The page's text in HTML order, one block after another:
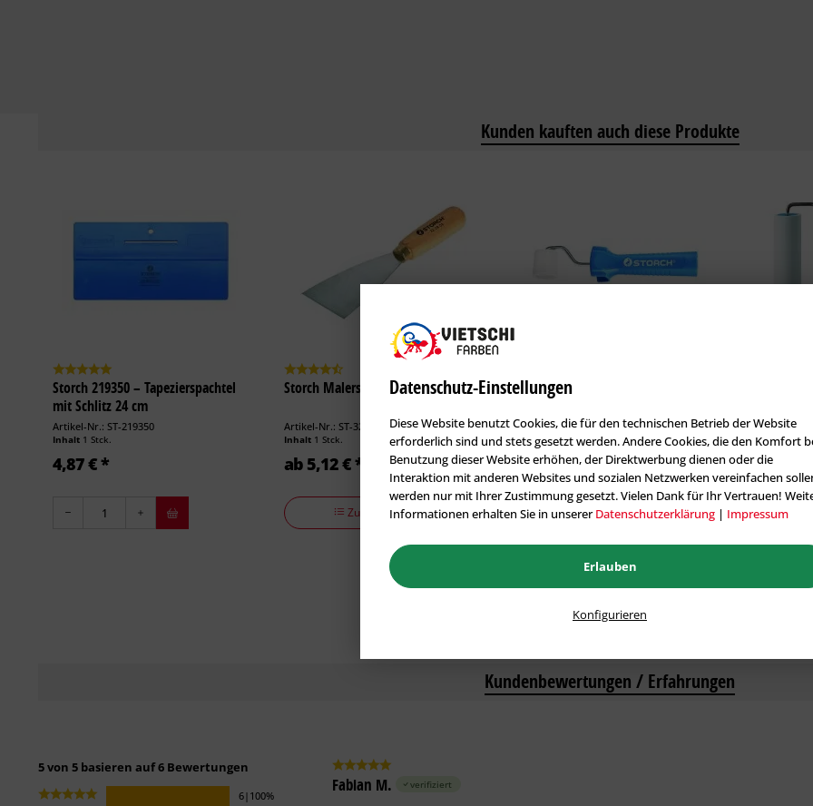
Kunden kauften auch diese Produkte
Storch 219350 – Tapezierspachtel
mit Schlitz 24 cm
Artikel-Nr.: ST-219350
Inhalt 1 Stck.
4,87 € *
Storch Malerspachtel- Steel
Artikel-Nr.: ST-320902
Inhalt 1 Stck.
ab 5,12 € *
Zu den Varianten
Storch 218400 – Tapeten-Nahtroller
Artikel-Nr.: ST-218400
Inhalt1 Stck.
3,91 € *
Storch
Artikel-Nr.: ST-
Inhalt1 Stck.
20,66 € *
Kundenbewertungen / Erfahrungen
5 von 5 basieren auf 6 Bewertungen
6|100%
Fabian M. verifiziert
Datenschutz-Einstellungen
Diese Website benutzt Cookies, die für den technischen Betrieb der Website
erforderlich sind und stets gesetzt werden. Andere Cookies, die den Komfort
Benutzung dieser Website erhöhen, der Direktwerbung dienen oder die
Interaktion mit anderen Websites und sozialen Netzwerken vereinfachen
werden nur mit Ihrer Zustimmung gesetzt. Vielen Dank für Ihr Vertrauen!
Informationen erhalten Sie in unsererDatenschutzerklärung | Impressum
Erlauben
Konfigurieren